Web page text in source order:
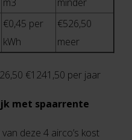
€0,45 per
kWh
€526,50
meer
€1241,50 per jaar
met spaarrente
deze 4 airco’s kost